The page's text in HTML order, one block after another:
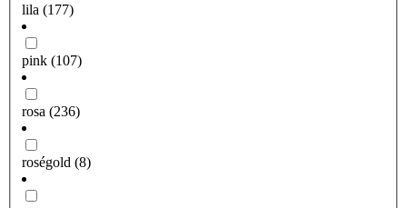
lila (177)
pink (107)
rosa (236)
roségold (8)